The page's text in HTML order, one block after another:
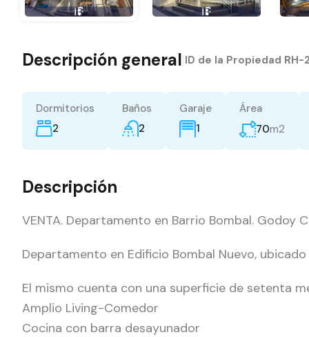
Descripción general ID de la Propiedad
Dormitorios
2
Baños
2
Garaje
1
Área
70m2
Descripción
VENTA. Departamento en Barrio Bombal. Godoy
Departamento en Edificio Bombal Nuevo,
El mismo cuenta con una superficie de setenta
Amplio Living-Comedor
Cocina con barra desayunador